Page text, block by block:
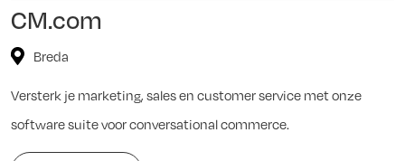
CM.com
Breda
Versterk je marketing, sales en customer service met onze
software suite voor conversational commerce.